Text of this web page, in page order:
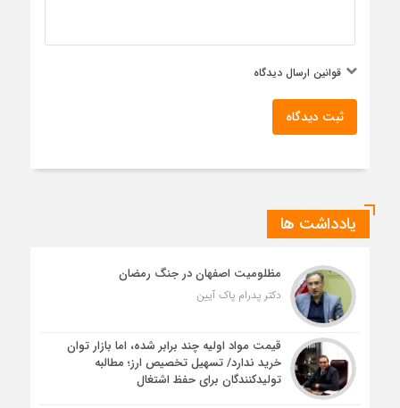
قوانین ارسال دیدگاه
ثبت دیدگاه
یادداشت ها
مظلومیت اصفهان در جنگ رمضان
دکتر پدرام پاک آیین
قیمت مواد اولیه چند برابر شده، اما بازار توان
خرید ندارد/ تسهیل تخصیص ارز؛ مطالبه
تولیدکنندگان برای حفظ اشتغال